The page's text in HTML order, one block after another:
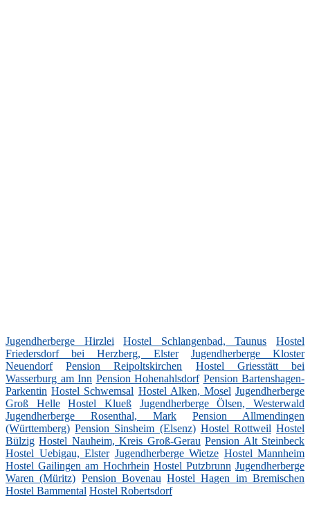
Jugendherberge Hirzlei Hostel Schlangenbad, Taunus
Hostel
Friedersdorf bei Herzberg, Elster
Jugendherberge Kloster
Neuendorf
Pension Reipoltskirchen
Hostel Griesstätt bei
Wasserburg am Inn Pension Hohenahlsdorf Pension Bartenshagen-
Parkentin Hostel Schwemsal Hostel Alken, Mosel Jugendherberge
Groß Helle
Hostel Klueß
Jugendherberge Ölsen, Westerwald
Jugendherberge Rosenthal, Mark
Pension Allmendingen
(Württemberg) Pension Sinsheim (Elsenz) Hostel Rottweil Hostel
Bülzig Hostel Nauheim, Kreis Groß-Gerau Pension Alt Steinbeck
Hostel Uebigau, Elster Jugendherberge Wietze Hostel Mannheim
Hostel Gailingen am Hochrhein Hostel Putzbrunn Jugendherberge
Waren (Müritz) Pension Bovenau Hostel Hagen im Bremischen
Hostel Bammental Hostel Robertsdorf